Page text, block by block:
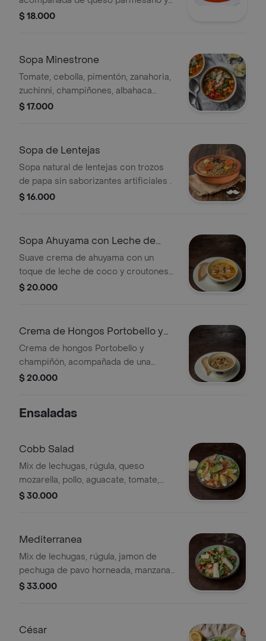
pesto de albahaca.
$ 18.000
Sopa Minestrone
Tomate, cebolla, pimentón, zanahoria,
zuchinni, champiñones, albahaca
fresca, frijolitos blancos, queso
$ 17.000
Sopa de Lentejas
Sopa natural de lentejas con trozos
de papa sin saborizantes artificiales .
$ 16.000
Sopa Ahuyama con Leche de
Coco
Suave crema de ahuyama con un
toque de leche de coco y croutones
integrales.
$ 20.000
Crema de Hongos Portobello y
Champiñon
Crema de hongos Portobello y
champiñón, acompañada de una
rebanada de pan.
$ 20.000
Ensaladas
Cobb Salad
Mix de lechugas, rúgula, queso
mozarella, pollo, aguacate, tomate,
maíz tierno, huevo duro, tocineta y
$ 30.000
Mediterranea
Mix de lechugas, rúgula, jamon de
pechuga de pavo horneada, manzana,
almendras, tomate cherry, aceitunas
$ 33.000
César